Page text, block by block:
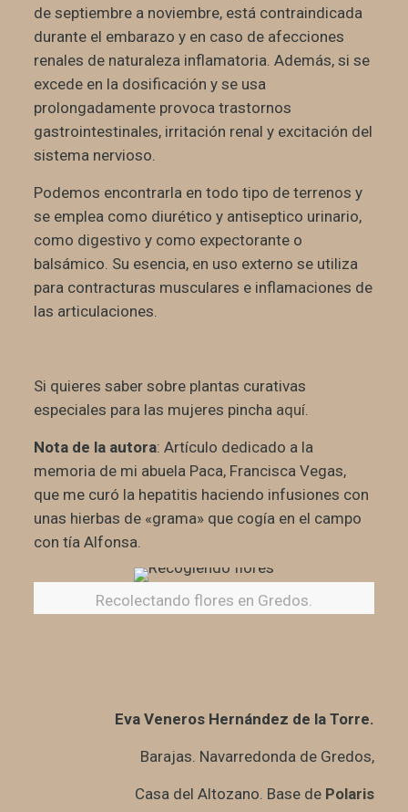
de septiembre a noviembre, está contraindicada
durante el embarazo y en caso de afecciones
renales de naturaleza inflamatoria. Además, si se
excede en la dosificación y se usa
prolongadamente provoca trastornos
gastrointestinales, irritación renal y excitación del
sistema nervioso.
Podemos encontrarla en todo tipo de terrenos y
se emplea como diurético y antiseptico urinario,
como digestivo y como expectorante o
balsámico. Su esencia, en uso externo se utiliza
para contracturas musculares e inflamaciones de
las articulaciones.
Si quieres saber sobre plantas curativas
especiales para las mujeres pincha aquí.
Nota de la autora: Artículo dedicado a la
memoria de mi abuela Paca, Francisca Vegas,
que me curó la hepatitis haciendo infusiones con
unas hierbas de «grama» que cogía en el campo
con tía Alfonsa.
Recolectando flores en Gredos.
Eva Veneros Hernández de la Torre.
Barajas. Navarredonda de Gredos,
Casa del Altozano. Base de Polaris